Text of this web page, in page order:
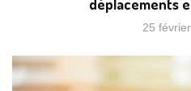
déplacements
25